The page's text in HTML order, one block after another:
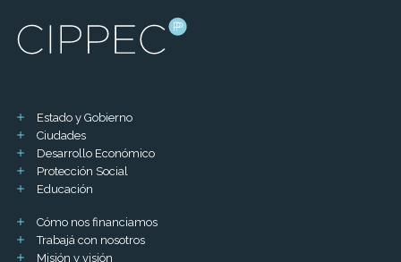
Estado y Gobierno
Ciudades
Desarrollo Económico
Protección Social
Educación
Cómo nos financiamos
Trabajá con nosotros
Misión y visión